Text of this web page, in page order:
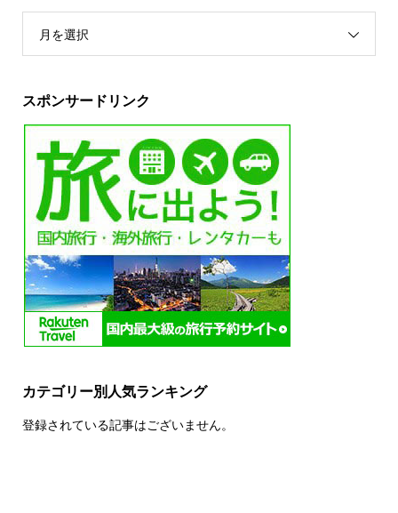
月を選択
スポンサードリンク
カテゴリー別人気ランキング
登録されている記事はございません。